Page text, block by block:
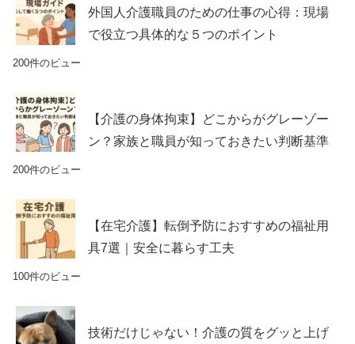
外国人介護職員のための仕事の心得：現場
で役立つ具体的な５つのポイント
200件のビュー
【介護の身体拘束】どこからがグレーゾー
ン？家族と職員が知っておきたい判断基準
200件のビュー
【在宅介護】転倒予防におすすめの福祉用
具7選｜安全に暮らす工夫
100件のビュー
技術だけじゃない！介護の質をグッと上げ